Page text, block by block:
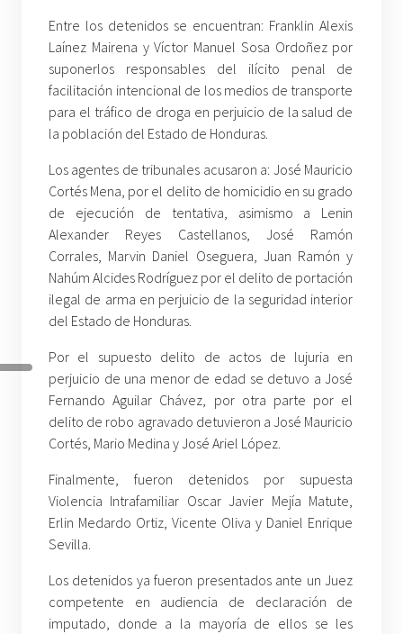
Entre los detenidos se encuentran: Franklin Alexis
Laínez Mairena y Víctor Manuel Sosa Ordoñez por
suponerlos responsables del ilícito penal de
facilitación intencional de los medios de transporte
para el tráfico de droga en perjuicio de la salud de
la población del Estado de Honduras.
Los agentes de tribunales acusaron a: José Mauricio
Cortés Mena, por el delito de homicidio en su grado
de ejecución de tentativa, asimismo a Lenin
Alexander Reyes Castellanos, José Ramón
Corrales, Marvin Daniel Oseguera, Juan Ramón y
Nahúm Alcides Rodríguez por el delito de portación
ilegal de arma en perjuicio de la seguridad interior
del Estado de Honduras.
Por el supuesto delito de actos de lujuria en
perjuicio de una menor de edad se detuvo a José
Fernando Aguilar Chávez, por otra parte por el
delito de robo agravado detuvieron a José Mauricio
Cortés, Mario Medina y José Ariel López.
Finalmente, fueron detenidos por supuesta
Violencia Intrafamiliar Oscar Javier Mejía Matute,
Erlin Medardo Ortiz, Vicente Oliva y Daniel Enrique
Sevilla.
Los detenidos ya fueron presentados ante un Juez
competente en audiencia de declaración de
imputado, donde a la mayoría de ellos se les